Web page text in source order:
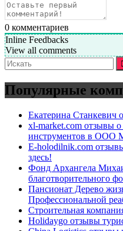
0 комментариев
Inline Feedbacks
View all comments
Искать:
Популярные
Екатерина Станкевич
xl-market.com отзывы
инструментов в ООО
E-holodilnik.com
здесь!
Фонд Архангела
благотворительного
Пансионат Дерево
Профессиональной
Строительная
Holidaygo отзывы